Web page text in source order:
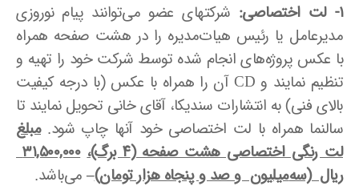
۱- لت اختصاصی:
شرکتهای عضو می‌توانند پیام نوروزی
مدیرعامل یا رئیس هیات‌مدیره را در هشت صفحه همراه
با عکس پروژه‌های انجام شده توسط شرکت خود را تهیه و
تنظیم نمایند و CD آن را همراه با عکس (با درجه کیفیت
بالای فنی) به انتشارات سندیکا، آقای خانی تحویل نمایند تا
سالنما همراه با لت اختصاصی خود آنها چاپ شود.مبلغ
لت رنگی اختصاصی هشت صفحه (۴ برگ)،
۳۱,۵۰۰,۰۰۰
ریال (سهمیلیون و صد و پنجاه هزار تومان)– می‌باشد.